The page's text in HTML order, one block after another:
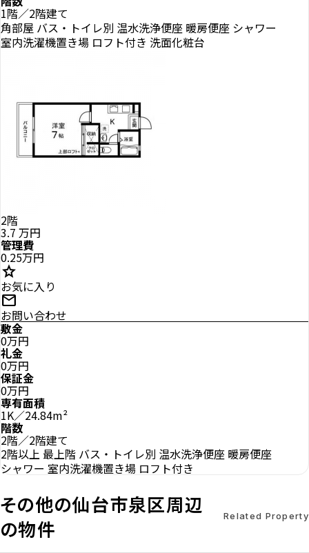
1階／2階建て
角部屋 バス・トイレ別 温水洗浄便座 暖房便座 シャワー
室内洗濯機置き場 ロフト付き 洗面化粧台
2階
3.7 万円
管理費
0.25万円
star
お気に入り
mail
お問い合わせ
敷金
0万円
礼金
0万円
保証金
0万円
専有面積
1K／24.84m²
階数
2階／2階建て
2階以上 最上階 バス・トイレ別 温水洗浄便座 暖房便座
シャワー 室内洗濯機置き場 ロフト付き
その他の仙台市泉区周辺
の物件
Related Property